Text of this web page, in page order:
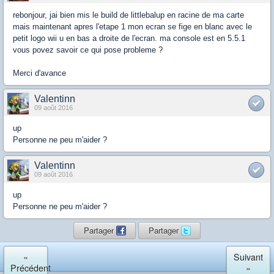
rebonjour, jai bien mis le build de littlebalup en racine de ma carte
mais maintenant apres l'etape 1 mon ecran se fige en blanc avec le
petit logo wii u en bas a droite de l'ecran. ma console est en 5.5.1
vous povez savoir ce qui pose probleme ?
Merci d'avance
Valentinn
09 août 2016
up
Personne ne peu m'aider ?
Valentinn
09 août 2016
up
Personne ne peu m'aider ?
Partager Partager
«
Précédent
Suivant
»